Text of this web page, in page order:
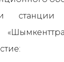
станции